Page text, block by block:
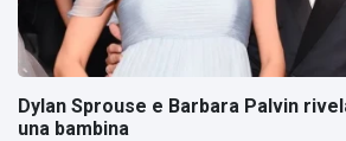
Dylan Sprouse e Barbara Palvin
una bambina